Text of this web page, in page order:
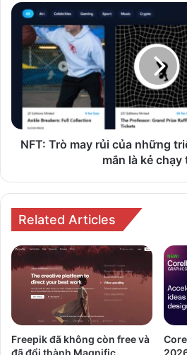
Laptop
Studio,
Surface
Pro
Go
Duo
5G
NFT:
Trò
may
của
những
phú
“hụt”,
chạy
trước
NFT: Trò may rủi của những
mắn là kẻ chạy
Related Articles
Freepik đã không còn free và
đã đổi thành Magnific